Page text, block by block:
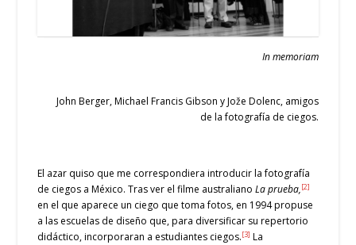
In memoriam
John Berger, Michael Francis Gibson y Jože Dolenc, amigos
de la fotografía de ciegos.
El azar quiso que me correspondiera introducir la fotografía
de ciegos a México. Tras ver el filme australiano La prueba,[2]
en el que aparece un ciego que toma fotos, en 1994 propuse
a las escuelas de diseño que, para diversificar su repertorio
didáctico, incorporaran a estudiantes ciegos.[3] La